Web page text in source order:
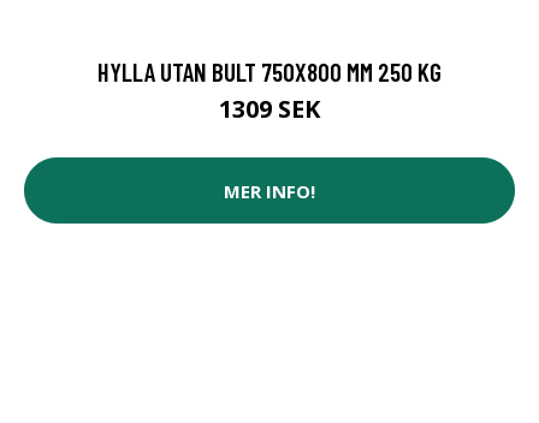
HYLLA UTAN BULT 750X800 MM 250 KG
1309 SEK
MER INFO!